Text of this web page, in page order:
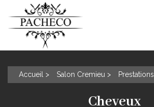
Accueil Salon Cremieu Prestations
Cheveux